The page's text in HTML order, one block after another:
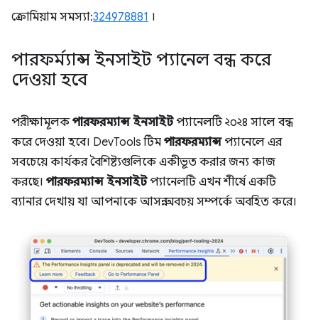
ক্রোমিয়াম সমস্যা:324978881 ।
পারফর্ম্যান্স ইনসাইট প্যানেল বন্ধ করে
দেওয়া হবে
পরীক্ষামূলকপারফরম্যান্স ইনসাইটপ্যানেলটি ২০২৪ সালে বন্ধ
করে দেওয়া হবে। DevTools টিম পারফরম্যান্সপ্যানেলে এর
সবচেয়ে কার্যকর বৈশিষ্ট্যগুলিকে একীভূত করার জন্য কাজ
করছে। পারফরম্যান্স ইনসাইটপ্যানেলটি এখন শীর্ষে একটি
ব্যানার দেখায় যা আপনাকে আসন্ন অবচয় সম্পর্কে অবহিত করে।